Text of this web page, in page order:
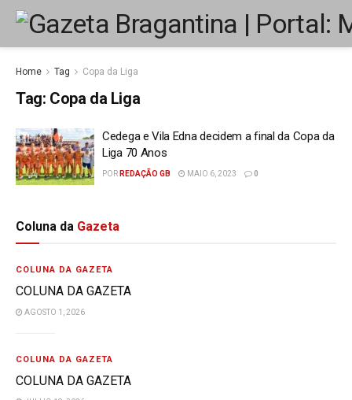
Home Tag Copa da Liga
Tag: Copa da Liga
Cedega e Vila Edna decidem a final da Copa da
Liga 70 Anos
POR REDAÇÃO GB MAIO 6, 2023 0
Coluna da Gazeta
COLUNA DA GAZETA
COLUNA DA GAZETA
AGOSTO 1, 2026
COLUNA DA GAZETA
COLUNA DA GAZETA